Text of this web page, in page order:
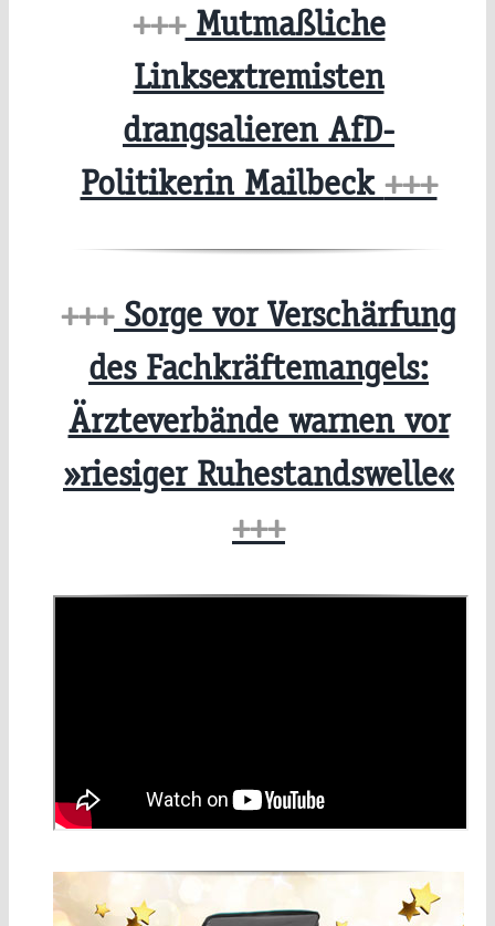
+++Mutmaßliche
Linksextremisten
drangsalieren AfD-
Politikerin Mailbeck +++
+++Sorge vor Verschärfung
des Fachkräftemangels:
Ärzteverbände warnen vor
»riesiger Ruhestandswelle«
+++